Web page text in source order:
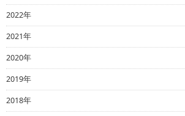
2022年
2021年
2020年
2019年
2018年